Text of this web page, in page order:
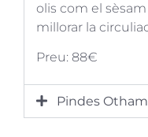
olis com el
millorar la
Preu: 88€
Pindes